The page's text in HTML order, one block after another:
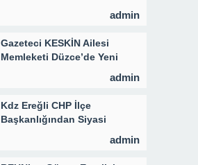
admin
Gazeteci KESKİN Ailesi
Memleketi Düzce’de Yeni
admin
Kdz Ereğli CHP İlçe
Başkanlığından Siyasi
admin